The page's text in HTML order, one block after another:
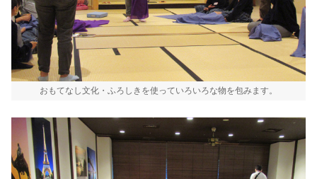
おもてなし文化・ふろしきを使っていろいろな物を包みます。